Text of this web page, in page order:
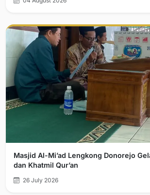
Masjid Al-Mi’ad Lengkong Donorejo
dan Khatmil Qur’an
26 July 2026